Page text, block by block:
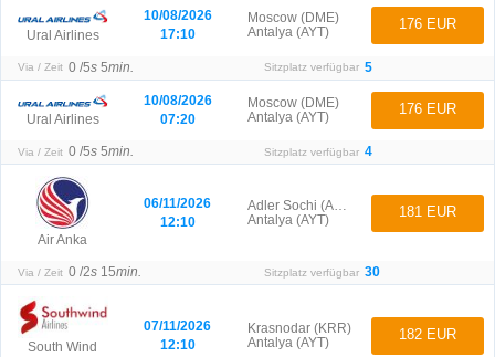
Ural Airlines
10/08/2026
17:10
Moscow (DME)
Antalya (AYT)
Via / Zeit 0 /5s 5min. Sitzplatz verfügbar 5
176 EUR
Ural Airlines
10/08/2026
07:20
Moscow (DME)
Antalya (AYT)
Via / Zeit 0 /5s 5min. Sitzplatz verfügbar 4
176 EUR
Air Anka
06/11/2026
12:10
Antalya (AYT)
Via / Zeit 0 /2s 15min. Sitzplatz verfügbar 30
181 EUR
South Wind
07/11/2026
12:10
Krasnodar (KRR)
Antalya (AYT)
182 EUR